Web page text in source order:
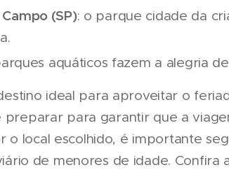
(SP): o parque cidade da
aquáticos fazem a alegria
ideal para aproveitar o
para garantir que a
o local escolhido, é importante
de menores de idade. Confira